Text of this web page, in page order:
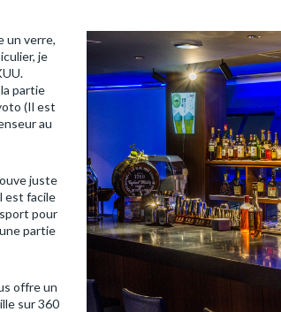
un verre,
je
partie
(Il est
au
juste
est facile
pour
partie
offre un
sur 360